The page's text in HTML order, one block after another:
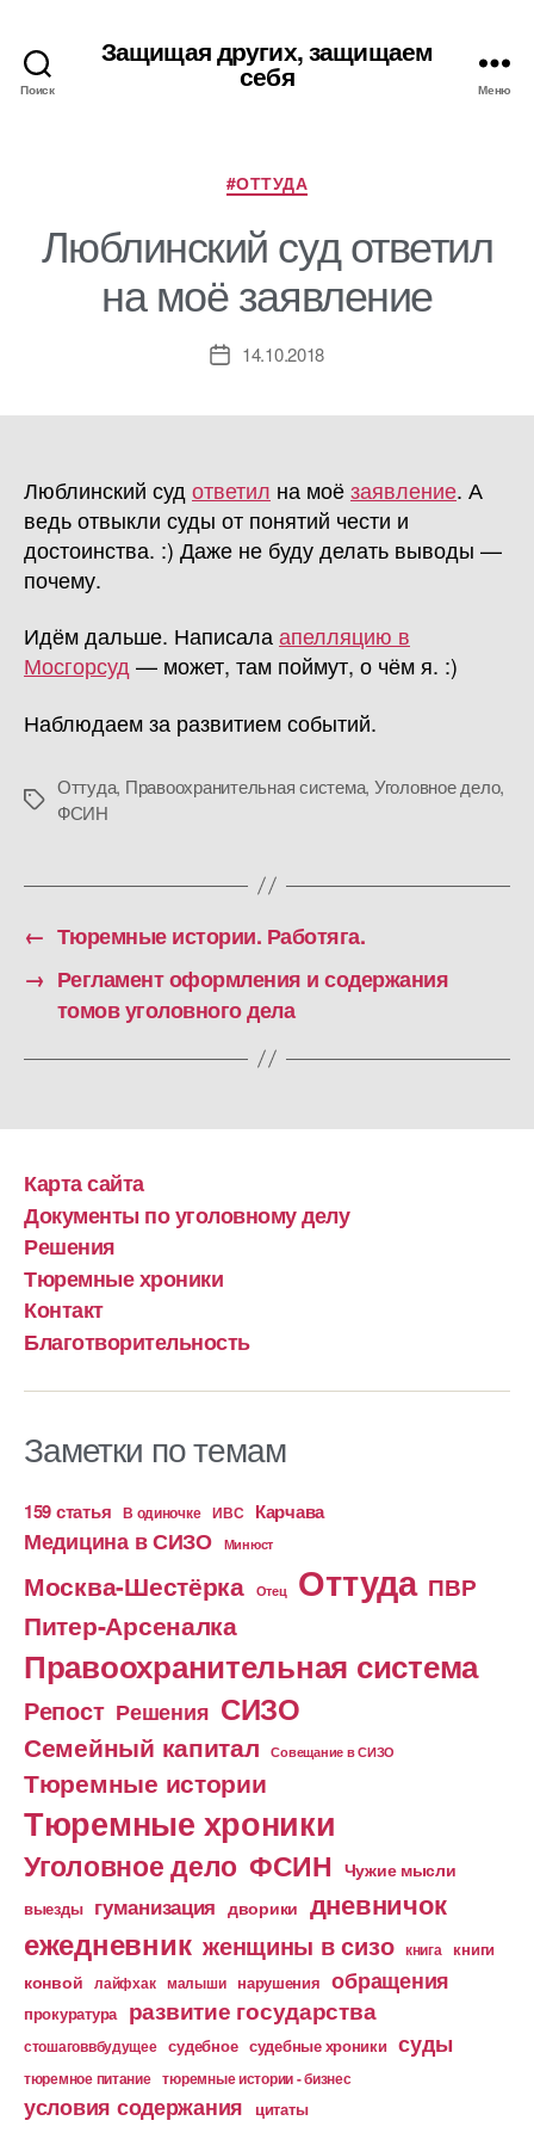
Поиск
Защищая других, защищаем
себя Меню
Рубрики
#ОТТУДА
Люблинский суд ответил
на моё заявление
Дата14.10.2018
Люблинский суд ответил на моёзаявление. А
ведь отвыкли суды от понятий чести и
достоинства. :) Даже не буду делать выводы —
почему.
Идём дальше. Написалаапелляцию в
Мосгорсуд — может, там поймут, о чём я. :)
Наблюдаем за развитием событий.
Метки
Оттуда, Правоохранительная система, Уголовное дело,
ФСИН
← Тюремные истории. Работяга.
→ Регламент оформления и содержания
томов уголовного дела
Карта сайта
Документы по уголовному делу
Решения
Тюремные хроники
Контакт
Благотворительность
Заметки по темам
159 статья В одиночке ИВС Карчава
Медицина в СИЗО Минюст
Москва-Шестёрка Отец Оттуда ПВР
Питер-Арсеналка
Правоохранительная система
Репост Решения СИЗО
Семейный капитал Совещание в СИЗО
Тюремные истории
Тюремные хроники
Уголовное дело ФСИН Чужие мысли
выезды гуманизация дворики дневничок
ежедневник женщины в сизо книга книги
конвой лайфхак малыши нарушения обращения
прокуратура развитие государства
стошаговвбудущее судебное судебные хроники суды
тюремное питание тюремные истории - бизнес
условия содержания цитаты